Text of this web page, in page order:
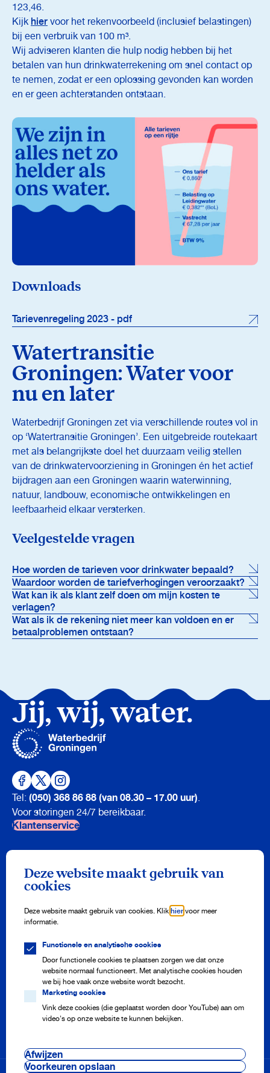
Deze website maakt gebruik van
cookies
Deze website maakt gebruik van cookies. Klik hier voor meer
informatie.
Functionele en analytische cookies
Door functionele cookies te plaatsen zorgen we dat onze
website normaal functioneert. Met analytische cookies houden
we bij hoe vaak onze website wordt bezocht.
Marketing cookies
Vink deze cookies (die geplaatst worden door YouTube) aan om
video's op onze website te kunnen bekijken.
Afwijzen
Voorkeuren opslaan
123,46.
Kijk hier voor het rekenvoorbeeld (inclusief belastingen)
bij een verbruik van 100 m³.
Wij adviseren klanten die hulp nodig hebben bij het
betalen van hun drinkwaterrekening om snel contact op
te nemen, zodat er een oplossing gevonden kan worden
en er geen achterstanden ontstaan.
Downloads
Tarievenregeling 2023 - pdf
Watertransitie
Groningen: Water voor
nu en later
Waterbedrijf Groningen zet via verschillende routes vol in
op ‘Watertransitie Groningen’. Een uitgebreide routekaart
met als belangrijkste doel het duurzaam veilig stellen
van de drinkwatervoorziening in Groningen én het actief
bijdragen aan een Groningen waarin waterwinning,
natuur, landbouw, economische ontwikkelingen en
leefbaarheid elkaar versterken.
Veelgestelde vragen
Hoe worden de tarieven voor drinkwater bepaald?
Waardoor worden de tariefverhogingen veroorzaakt?
Wat kan ik als klant zelf doen om mijn kosten te
verlagen?
Wat als ik de rekening niet meer kan voldoen en er
betaalproblemen ontstaan?
Jij, wij, water.
Tel: (050) 368 86 88 (van 08.30 – 17.00 uur).
Voor storingen 24/7 bereikbaar.
Klantenservice
Meterstand doorgeven
Adres aanmelden of afmelden
Storing melden
Veelgestelde vragen
Werken bij
Nieuwsbrief
Meld je aan en ontvang drie keer per jaar onze nieuwsbrief vol
watertips!
Cookie voorkeuren